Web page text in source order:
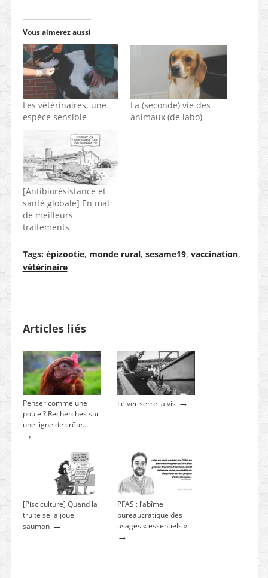
Vous aimerez aussi
Les vétérinaires, une
espèce sensible
La (seconde) vie des
animaux (de labo)
[Antibiorésistance et
santé globale] En mal
de meilleurs
traitements
Tags: épizootie, monde rural, sesame19, vaccination,
vétérinaire
Articles liés
Penser comme une
poule ? Recherches sur
une ligne de crête….
→
Le ver serre la vis→
[Pisciculture] Quand la
truite se la joue
saumon→
PFAS : l’abîme
bureaucratique des
usages « essentiels »
→